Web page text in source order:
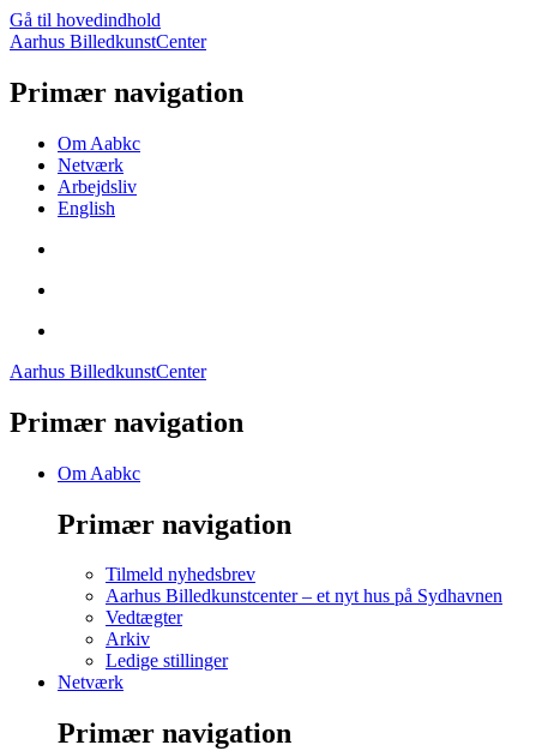
Gå til hovedindhold
Aarhus BilledkunstCenter
Primær navigation
Om Aabkc
Netværk
Arbejdsliv
English
Aarhus BilledkunstCenter
Primær navigation
Om Aabkc
Primær navigation
Tilmeld nyhedsbrev
Aarhus Billedkunstcenter – et nyt hus på Sydhavnen
Vedtægter
Arkiv
Ledige stillinger
Netværk
Primær navigation